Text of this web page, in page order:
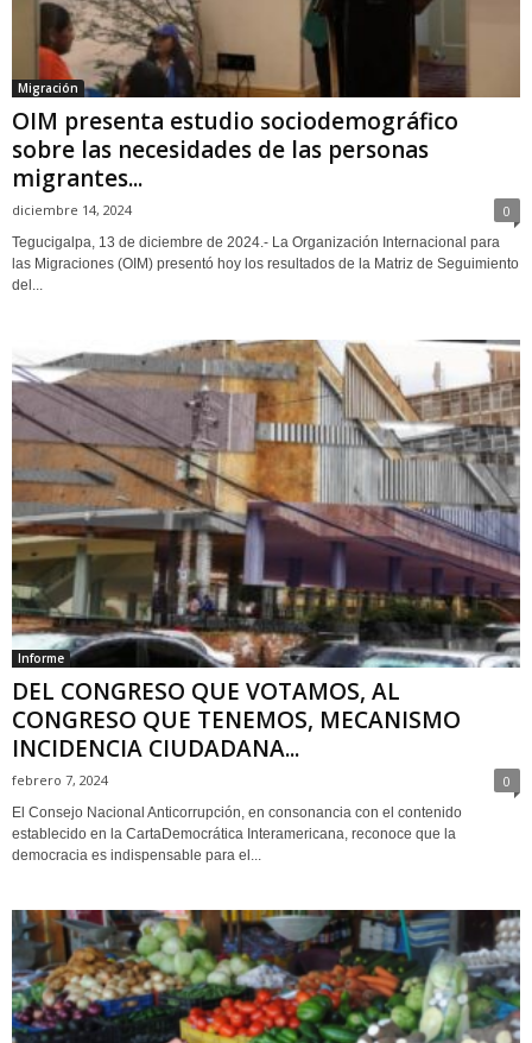
Migración
OIM presenta estudio sociodemográfico
sobre las necesidades de las personas
migrantes...
diciembre 14, 2024 0
Tegucigalpa, 13 de diciembre de 2024.- La Organización Internacional para
las Migraciones (OIM) presentó hoy los resultados de la Matriz de Seguimiento
del...
Informe
DEL CONGRESO QUE VOTAMOS, AL
CONGRESO QUE TENEMOS, MECANISMO
INCIDENCIA CIUDADANA...
febrero 7, 2024 0
El Consejo Nacional Anticorrupción, en consonancia con el contenido
establecido en la CartaDemocrática Interamericana, reconoce que la
democracia es indispensable para el...